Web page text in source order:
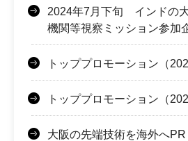
2024年7月下旬 インドの
機関等視察ミッション参加
トッププロモーション（
トッププロモーション（
大阪の先端技術を海外へPR